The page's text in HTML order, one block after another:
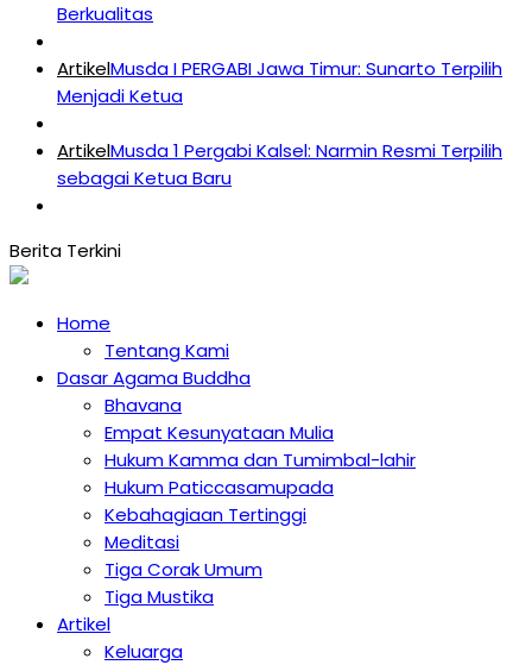
Berkualitas
ArtikelMusda I PERGABI Jawa Timur: Sunarto Terpilih
Menjadi Ketua
ArtikelMusda 1 Pergabi Kalsel: Narmin Resmi Terpilih
sebagai Ketua Baru
Home
Tentang Kami
Dasar Agama Buddha
Bhavana
Empat Kesunyataan Mulia
Hukum Kamma dan Tumimbal-lahir
Hukum Paticcasamupada
Kebahagiaan Tertinggi
Meditasi
Tiga Corak Umum
Tiga Mustika
Artikel
Keluarga